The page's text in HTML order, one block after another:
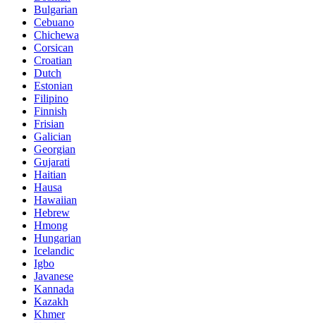
Bulgarian
Cebuano
Chichewa
Corsican
Croatian
Dutch
Estonian
Filipino
Finnish
Frisian
Galician
Georgian
Gujarati
Haitian
Hausa
Hawaiian
Hebrew
Hmong
Hungarian
Icelandic
Igbo
Javanese
Kannada
Kazakh
Khmer